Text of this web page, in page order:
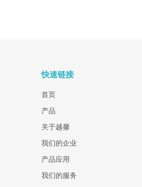
快速链接
首页
产品
关于越馨
我们的企业
产品应用
我们的服务